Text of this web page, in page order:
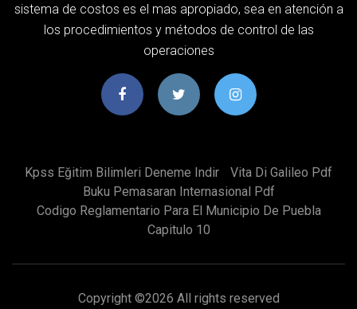
sistema de costos es el mas apropiado, sea en atención a
los procedimientos y métodos de control de las
operaciones
Kpss Eğitim Bilimleri Deneme Indir
Vita Di Galileo Pdf
Buku Pemasaran Internasional Pdf
Codigo Reglamentario Para El Municipio De Puebla
Capitulo 10
Copyright ©2026 All rights reserved